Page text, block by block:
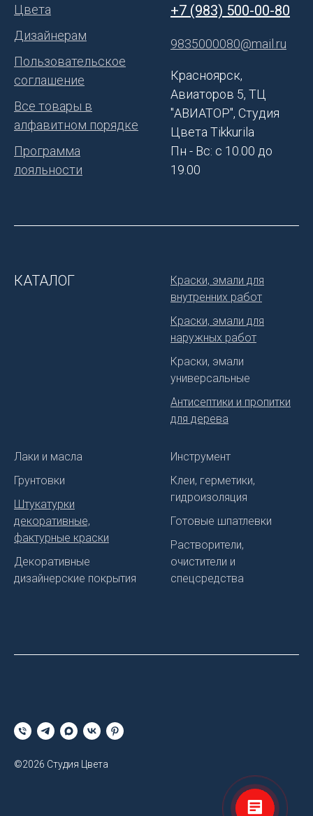
Цвета
Дизайнерам
Пользовательское
соглашение
Все товары в
алфавитном порядке
Программа
лояльности
+7 (983) 500-00-80
9835000080@mail.ru
Красноярск,
Авиаторов 5, ТЦ
"АВИАТОР", Студия
Цвета Tikkurila
Пн - Вс: с 10.00 до
19.00
КАТАЛОГ
Краски, эмали для
внутренних работ
Краски, эмали для
наружных работ
Краски, эмали
универсальные
Антисептики и пропитки
для дерева
Лаки и масла
Грунтовки
Штукатурки
декоративные,
фактурные краски
Декоративные
дизайнерские покрытия
Инструмент
Клеи, герметики,
гидроизоляция
Готовые шпатлевки
Растворители,
очистители и
спецсредства
©2026 Студия Цвета